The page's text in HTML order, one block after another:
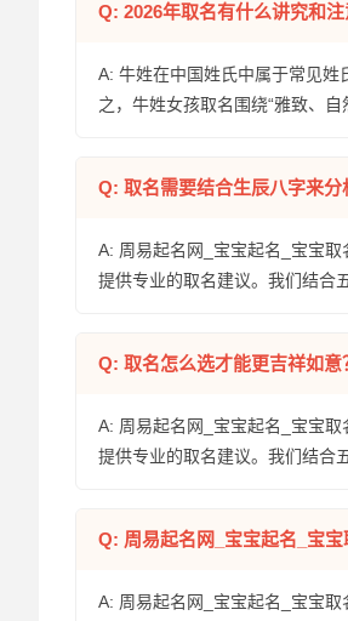
Q: 2026年取名有什么讲究和注
A: 牛姓在中国姓氏中属于常见
之，牛姓女孩取名围绕“雅致、
Q: 取名需要结合生辰八字来分
A: 周易起名网_宝宝起名_宝宝
提供专业的取名建议。我们结合
Q: 取名怎么选才能更吉祥如意
A: 周易起名网_宝宝起名_宝宝
提供专业的取名建议。我们结合
Q: 周易起名网_宝宝起名_宝
A: 周易起名网_宝宝起名_宝宝